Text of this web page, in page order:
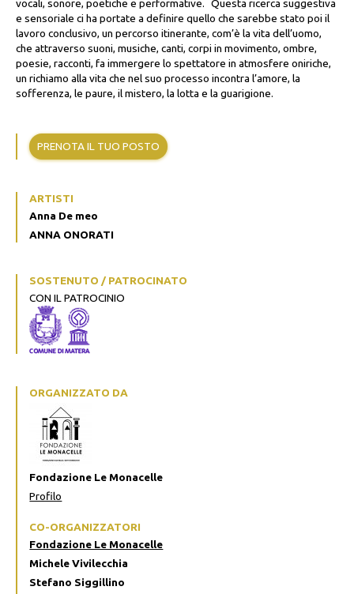
vocali, sonore, poetiche e performative. Questa ricerca suggestiva
e sensoriale ci ha portate a definire quello che sarebbe stato poi il
lavoro conclusivo, un percorso itinerante, com’è la vita dell’uomo,
che attraverso suoni, musiche, canti, corpi in movimento, ombre,
poesie, racconti, fa immergere lo spettatore in atmosfere oniriche,
un richiamo alla vita che nel suo processo incontra l’amore, la
sofferenza, le paure, il mistero, la lotta e la guarigione.
PRENOTA IL TUO POSTO
ARTISTI
Anna De meo
ANNA ONORATI
SOSTENUTO / PATROCINATO
CON IL PATROCINIO
ORGANIZZATO DA
Fondazione Le Monacelle
Profilo
CO-ORGANIZZATORI
Fondazione Le Monacelle
Michele Vivilecchia
Stefano Siggillino